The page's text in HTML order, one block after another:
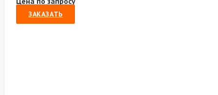
ЗАКАЗАТЬ